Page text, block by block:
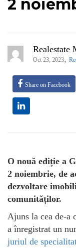
2
Realestate
Oct 23, 2023,
Share on Facebook
O nouă ediție a
2 noiembrie, de
dezvoltare
comunităților.
Ajuns la cea de-a
a înregistrat un
juriul de